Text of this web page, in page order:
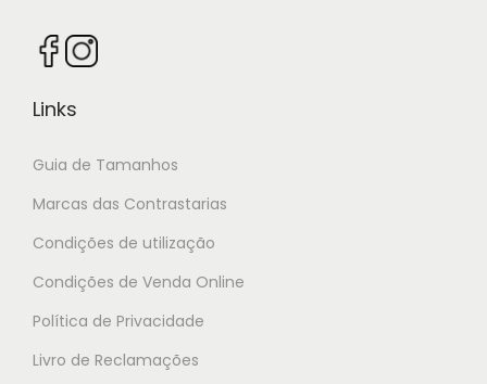
Links
Guia de Tamanhos
Marcas das Contrastarias
Condições de utilização
Condições de Venda Online
Política de Privacidade
Livro de Reclamações